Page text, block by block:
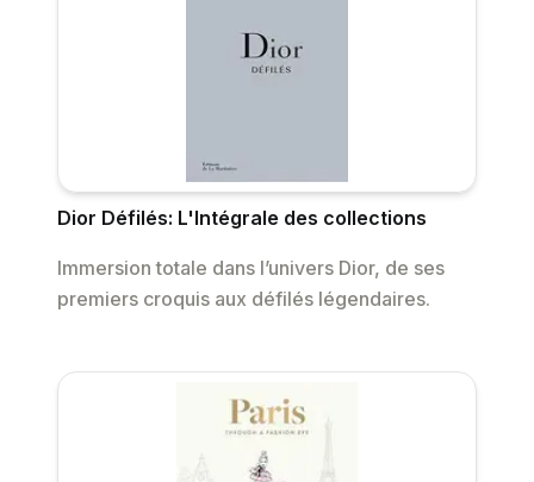
Dior Défilés: L'Intégrale des collections
Immersion totale dans l’univers Dior, de ses
premiers croquis aux défilés légendaires.